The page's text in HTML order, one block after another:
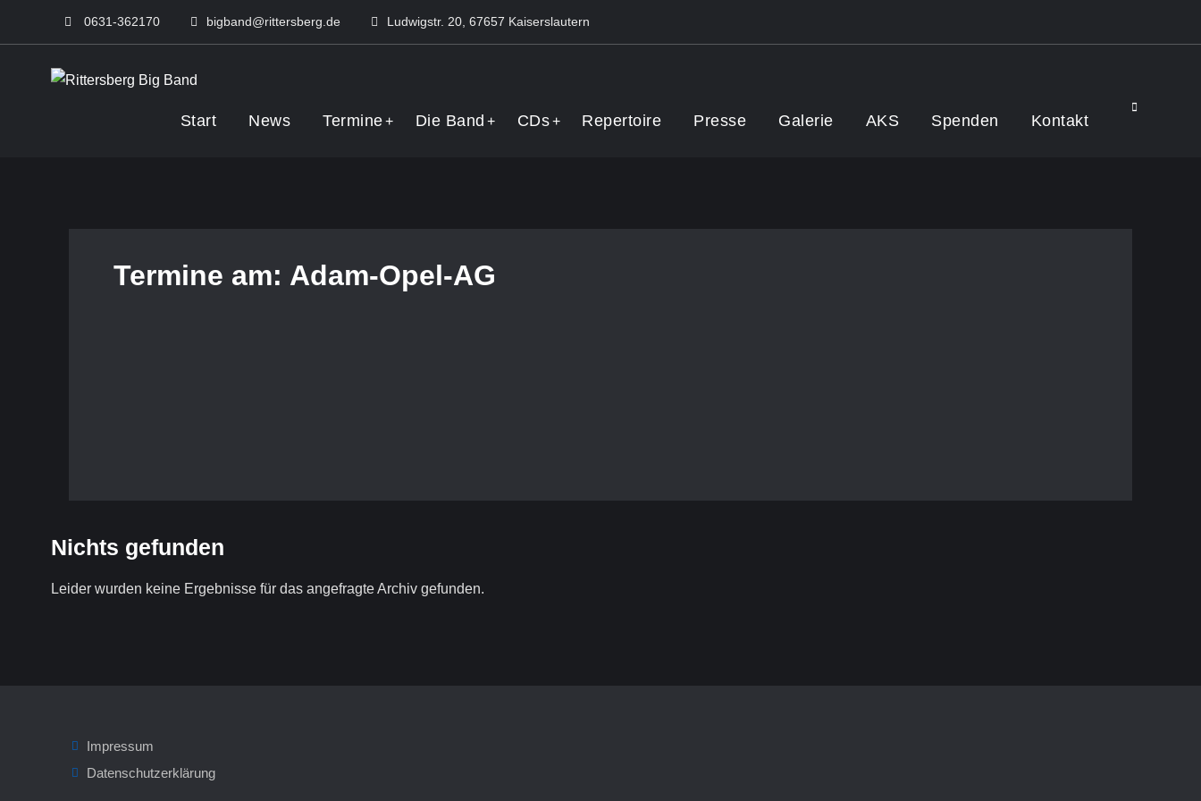
0631-362170 bigband@rittersberg.de Ludwigstr. 20, 67657 Kaiserslautern
Start News Termine Die Band CDs Repertoire Presse Galerie AKS Spenden Kontakt
Search
Termine am: Adam-Opel-AG
Nichts gefunden
Leider wurden keine Ergebnisse für das angefragte Archiv gefunden.
Impressum
Datenschutzerklärung